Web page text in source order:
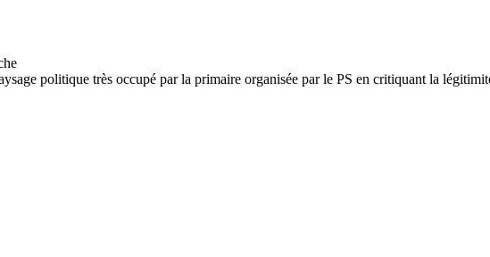
politique très occupé par la primaire organisée par le PS en critiquant la